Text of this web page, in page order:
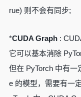
rue) 则不会有同步;
*CUDA Graph:
它可以基本消除
但在 PyTorch 中有一
e 的模型，需要有一